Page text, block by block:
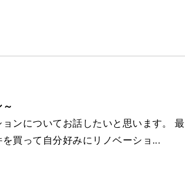
ンについてお話したいと思います。
買って自分好みにリノベーショ...